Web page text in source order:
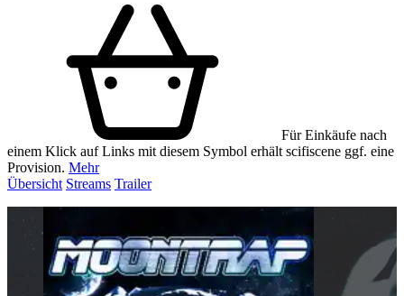
Für Einkäufe nach
einem Klick auf Links mit diesem Symbol erhält scifiscene ggf. eine
Provision. Mehr
Übersicht Streams Trailer